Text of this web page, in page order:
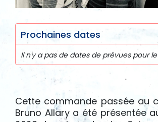
Prochaines dates
Il n'y a pas de dates de prévues pour
Cette commande passée au
Bruno Allary a été présentée